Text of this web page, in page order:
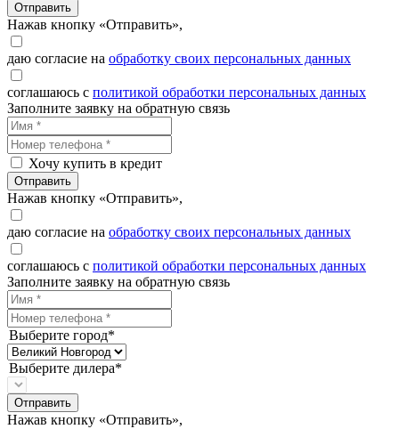
Отправить
Нажав кнопку «Отправить»,
даю согласие на обработку своих персональных данных
соглашаюсь с политикой обработки персональных данных
Заполните заявку на обратную связь
Хочу купить в кредит
Отправить
Нажав кнопку «Отправить»,
даю согласие на обработку своих персональных данных
соглашаюсь с политикой обработки персональных данных
Заполните заявку на обратную связь
Выберите город*
Выберите дилера*
Отправить
Нажав кнопку «Отправить»,